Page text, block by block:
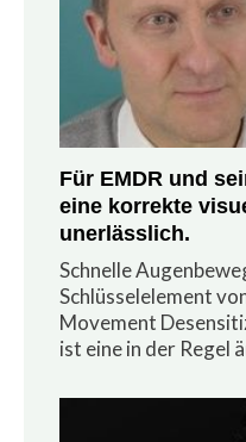
Für EMDR und
eine korrekte
unerlässlich.
Schnelle
Schlüsselelement
Movement
ist eine in der Regel